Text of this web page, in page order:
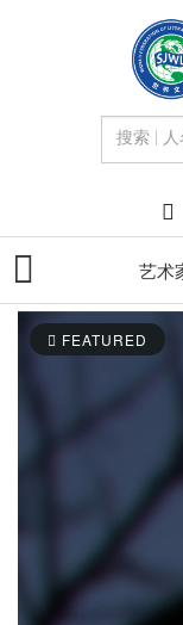
艺术
FEATURED